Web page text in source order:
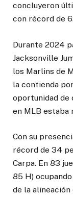
concluyeron
con récord de
Durante 2024
Jacksonville
los Marlins de
la contienda
oportunidad de
en MLB
Con su
récord de 34
Carpa. En 83
85 H)
de la